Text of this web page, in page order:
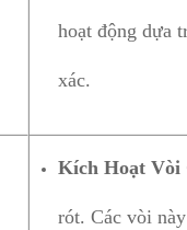
hoạt động dựa
xác.
Kích Hoạt Vòi
rót. Các vòi